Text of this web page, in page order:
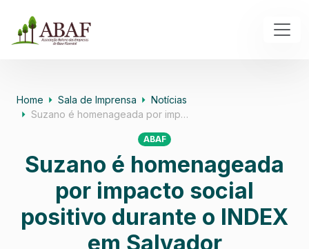
Home Sala de Imprensa
Notícias
Suzano é homenageada por imp…
ABAF
Suzano é homenageada
por impacto social
positivo durante o INDEX
em Salvador